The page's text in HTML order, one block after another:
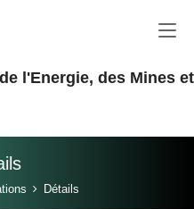
l'Energie, des Mines
Détails